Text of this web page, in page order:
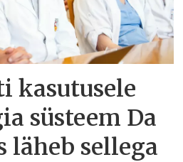
kasutusele
süsteem Da
läheb sellega